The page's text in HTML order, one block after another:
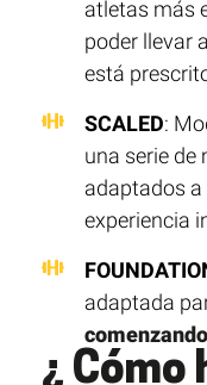
atletas más
poder llevar
está
SCALED:
una serie de
adaptados a
experiencia
adaptada
¿ Cómo